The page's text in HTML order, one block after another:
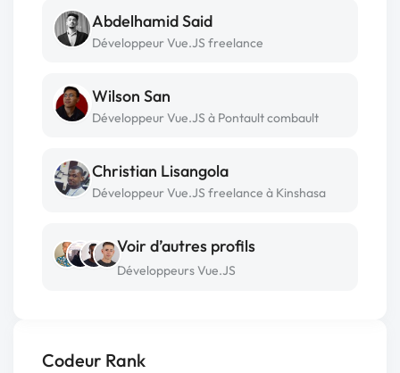
Codeur Rank
Abdelhamid Said
Développeur Vue.JS freelance
Wilson San
Développeur Vue.JS à Pontault combault
Christian Lisangola
Développeur Vue.JS freelance à Kinshasa
Voir d’autres profils
Développeurs Vue.JS